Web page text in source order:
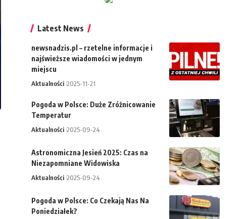
Latest News
newsnadzis.pl – rzetelne informacje i
najświeższe wiadomości w jednym
miejscu
Aktualności 2025-11-21
Pogoda w Polsce: Duże Zróżnicowanie
Temperatur
Aktualności 2025-09-24
Astronomiczna Jesień 2025: Czas na
Niezapomniane Widowiska
Aktualności 2025-09-24
Pogoda w Polsce: Co Czekają Nas Na
Poniedziałek?